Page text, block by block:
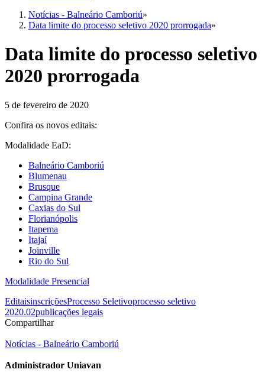
Notícias - Balneário Camboriú»
Data limite do processo seletivo 2020 prorrogada»
Data limite do processo seletivo
2020 prorrogada
5 de fevereiro de 2020
Confira os novos editais:
Modalidade EaD:
Balneário Camboriú
Blumenau
Brusque
Campina Grande
Caxias do Sul
Florianópolis
Itapema
Itajaí
Joinville
Rio do Sul
Modalidade Presencial
EditaisinscriçõesProcesso Seletivoprocesso seletivo
2020.02publicações legais
Compartilhar
Notícias - Balneário Camboriú
Administrador Uniavan